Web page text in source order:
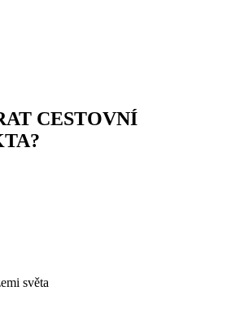
CESTOVNÍ
světa